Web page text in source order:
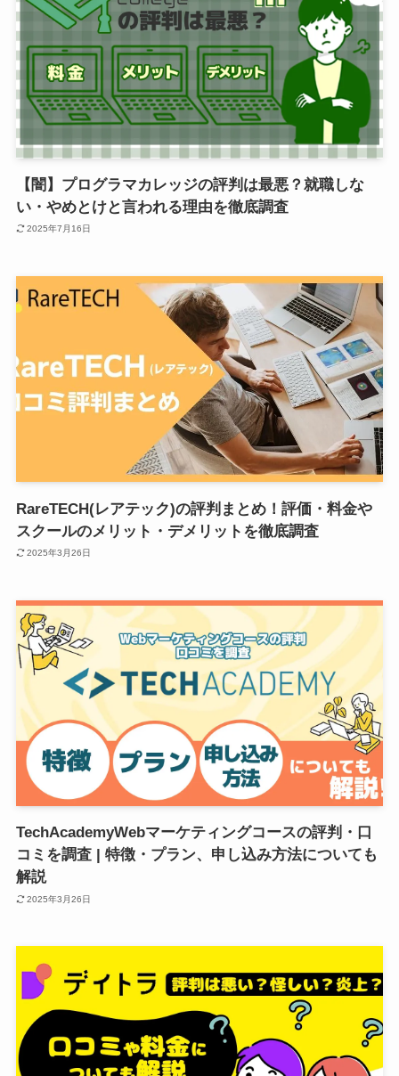
【闇】プログラマカレッジの評判は最悪？就職しな
い・やめとけと言われる理由を徹底調査
2025年7月16日
RareTECH(レアテック)の評判まとめ！評価・料金や
スクールのメリット・デメリットを徹底調査
2025年3月26日
TechAcademyWebマーケティングコースの評判・口
コミを調査 | 特徴・プラン、申し込み方法についても
解説
2025年3月26日